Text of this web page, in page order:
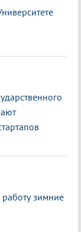
зимние